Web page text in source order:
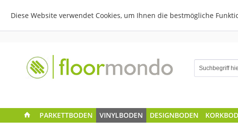
PARKETTBODEN VINYLBODEN DESIGNBODEN
Diese Website verwendet Cookies, um Ihnen die bestmögliche